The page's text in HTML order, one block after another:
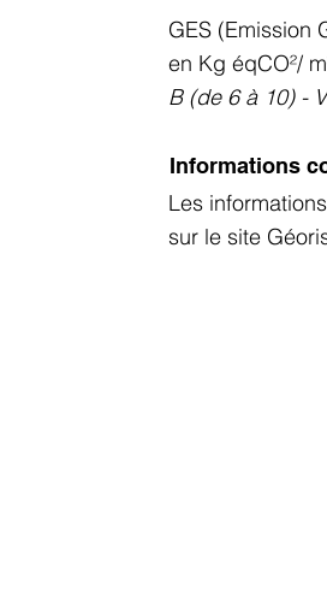
GES (Emission
en Kg éqCO²/
B (de 6 à 10)-
Informations
Les
sur le site